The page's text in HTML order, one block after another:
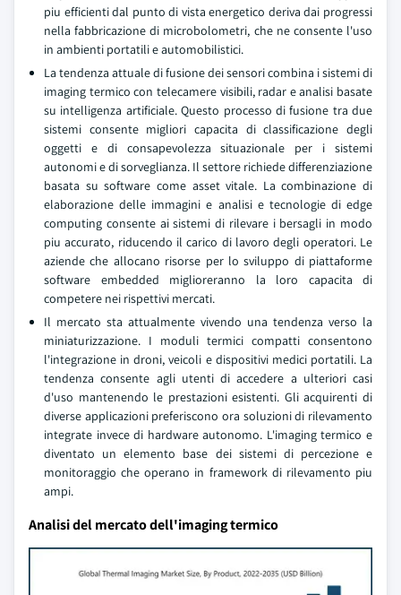
piu efficienti dal punto di vista energetico deriva dai progressi
nella fabbricazione di microbolometri, che ne consente l'uso
in ambienti portatili e automobilistici.
La tendenza attuale di fusione dei sensori combina i sistemi di
imaging termico con telecamere visibili, radar e analisi basate
su intelligenza artificiale. Questo processo di fusione tra due
sistemi consente migliori capacita di classificazione degli
oggetti e di consapevolezza situazionale per i sistemi
autonomi e di sorveglianza. Il settore richiede differenziazione
basata su software come asset vitale. La combinazione di
elaborazione delle immagini e analisi e tecnologie di edge
computing consente ai sistemi di rilevare i bersagli in modo
piu accurato, riducendo il carico di lavoro degli operatori. Le
aziende che allocano risorse per lo sviluppo di piattaforme
software embedded miglioreranno la loro capacita di
competere nei rispettivi mercati.
Il mercato sta attualmente vivendo una tendenza verso la
miniaturizzazione. I moduli termici compatti consentono
l'integrazione in droni, veicoli e dispositivi medici portatili. La
tendenza consente agli utenti di accedere a ulteriori casi
d'uso mantenendo le prestazioni esistenti. Gli acquirenti di
diverse applicazioni preferiscono ora soluzioni di rilevamento
integrate invece di hardware autonomo. L'imaging termico e
diventato un elemento base dei sistemi di percezione e
monitoraggio che operano in framework di rilevamento piu
ampi.
Analisi del mercato dell'imaging termico